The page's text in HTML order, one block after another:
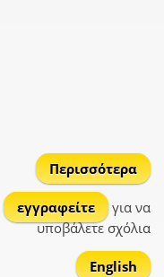
Περισσότερα
εγγραφείτε
για να
υποβάλετε σχόλια
English